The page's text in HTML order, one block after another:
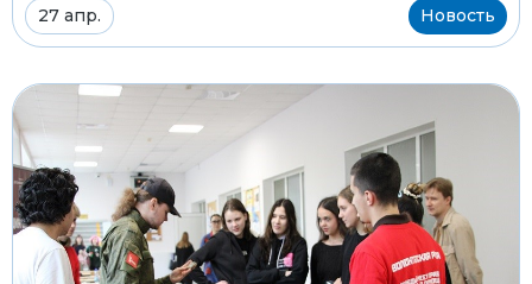
27 апр. Новость